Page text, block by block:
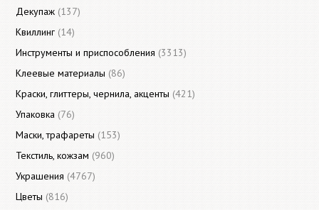
Декупаж (137)
Квиллинг (14)
Инструменты и приспособления (3313)
Клеевые материалы (86)
Краски, глиттеры, чернила, акценты (421)
Упаковка (76)
Маски, трафареты (153)
Текстиль, кожзам (960)
Украшения (4767)
Цветы (816)